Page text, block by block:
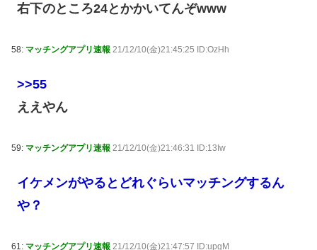
右下のところ24とかかいてんぞwww
58: マッチングアプリ速報 21/12/10(金)21:45:25 ID:OzHh
>>55
ええやん
59: マッチングアプリ速報 21/12/10(金)21:46:31 ID:13Iw
イケメンがやるとどれぐらいマッチングするん
や？
61: マッチングアプリ速報 21/12/10(金)21:47:57 ID:upgM